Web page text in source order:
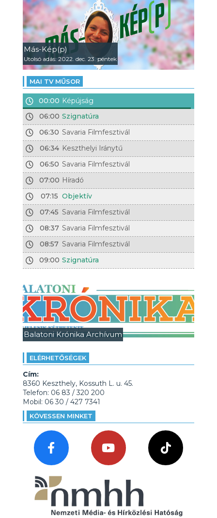
Más-Kép(p)
Utolsó adás: 2022. dec. 23. péntek
MAI TV MŰSOR
00:00 Képújság
06:00 Szignatúra
06:30 Savaria Filmfesztivál
06:34 Keszthelyi Iránytű
06:50 Savaria Filmfesztivál
07:00 Híradó
07:15 Objektív
07:45 Savaria Filmfesztivál
08:37 Savaria Filmfesztivál
08:57 Savaria Filmfesztivál
09:00 Szignatúra
Balatoni Krónika Archívum
ELÉRHETŐSÉGEK
Cím:
8360 Keszthely, Kossuth L. u. 45.
Telefon: 06 83 / 320 200
Mobil: 06 30 / 427 7341
KÖVESSEN MINKET